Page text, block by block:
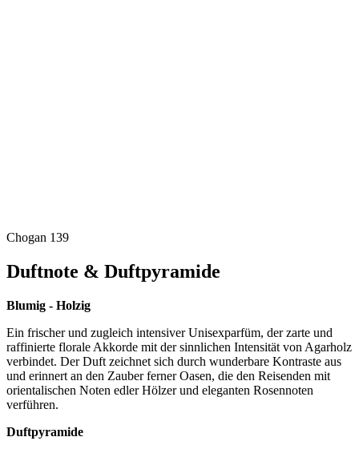
Chogan 139
Duftnote & Duftpyramide
Blumig - Holzig
Ein frischer und zugleich intensiver Unisexparfüm, der zarte und
raffinierte florale Akkorde mit der sinnlichen Intensität von Agarholz
verbindet. Der Duft zeichnet sich durch wunderbare Kontraste aus
und erinnert an den Zauber ferner Oasen, die den Reisenden mit
orientalischen Noten edler Hölzer und eleganten Rosennoten
verführen.
Duftpyramide